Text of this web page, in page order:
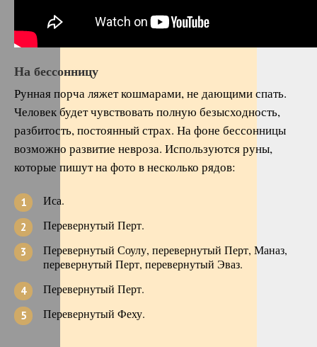
На бессонницу
Рунная порча ляжет кошмарами, не дающими спать.
Человек будет чувствовать полную безысходность,
разбитость, постоянный страх. На фоне бессонницы
возможно развитие невроза. Используются руны,
которые пишут на фото в несколько рядов:
Иса.
Перевернутый Перт.
Перевернутый Соулу, перевернутый Перт, Маназ,
перевернутый Перт, перевернутый Эваз.
Перевернутый Перт.
Перевернутый Феху.